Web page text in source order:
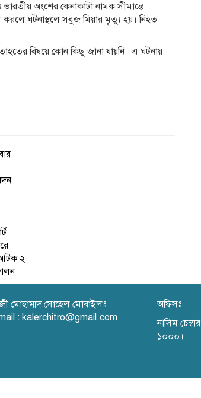
ভারতীয় অংশের কেনাকাটা নামক সীমান্তে
করলে ঘটনাস্থলে সবুজ মিয়ার মৃত্যু হয়। নিহত
বিষয়ে কোন কিছু জানা যায়নি। এ ঘটনায়
আটক ২
মোহাম্মদ সোহেল মোবাইলঃ
: kalerchitro@gmail.com
অফিসঃ
নাসিম
১০০০।